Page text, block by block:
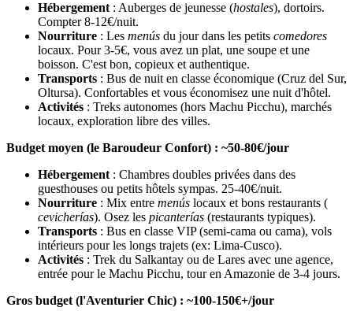
Hébergement : Auberges de jeunesse (hostales), dortoirs.
Compter 8-12€/nuit.
Nourriture : Les menús du jour dans les petits comedores
locaux. Pour 3-5€, vous avez un plat, une soupe et une
boisson. C'est bon, copieux et authentique.
Transports : Bus de nuit en classe économique (Cruz del Sur,
Oltursa). Confortables et vous économisez une nuit d'hôtel.
Activités : Treks autonomes (hors Machu Picchu), marchés
locaux, exploration libre des villes.
Budget moyen (le Baroudeur Confort) : ~50-80€/jour
Hébergement : Chambres doubles privées dans des
guesthouses ou petits hôtels sympas. 25-40€/nuit.
Nourriture : Mix entre menús locaux et bons restaurants (
cevicherías). Osez les picanterías (restaurants typiques).
Transports : Bus en classe VIP (semi-cama ou cama), vols
intérieurs pour les longs trajets (ex: Lima-Cusco).
Activités : Trek du Salkantay ou de Lares avec une agence,
entrée pour le Machu Picchu, tour en Amazonie de 3-4 jours.
Gros budget (l'Aventurier Chic) : ~100-150€+/jour